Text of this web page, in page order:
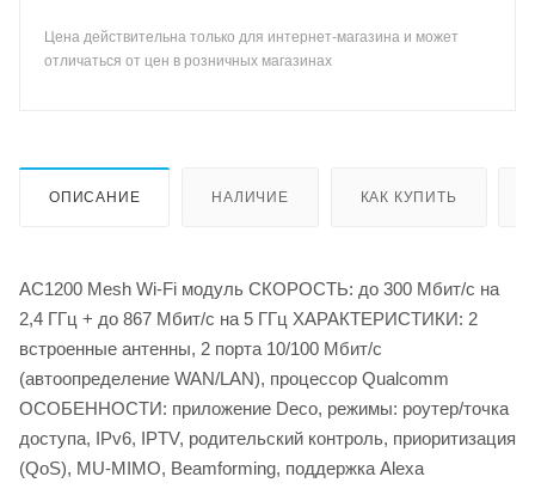
Цена действительна только для интернет-магазина и может
отличаться от цен в розничных магазинах
ОПИСАНИЕ НАЛИЧИЕ КАК КУПИТЬ
AC1200 Mesh Wi-Fi модуль СКОРОСТЬ: до 300 Мбит/с на
2,4 ГГц + до 867 Мбит/с на 5 ГГц ХАРАКТЕРИСТИКИ: 2
встроенные антенны, 2 порта 10/100 Мбит/с
(автоопределение WAN/LAN), процессор Qualcomm
ОСОБЕННОСТИ: приложение Deco, режимы: роутер/точка
доступа, IPv6, IPTV, родительский контроль, приоритизация
(QoS), MU-MIMO, Beamforming, поддержка Alexa